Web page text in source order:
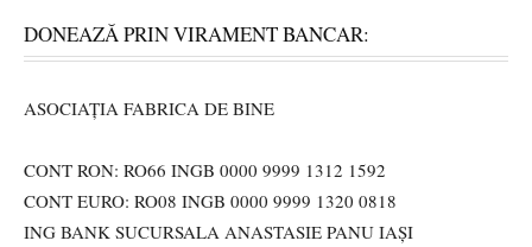
DONEAZĂ PRIN VIRAMENT BANCAR:
ASOCIAȚIA FABRICA DE BINE
CONT RON: RO66 INGB 0000 9999 1312 1592
CONT EURO: RO08 INGB 0000 9999 1320 0818
ING BANK SUCURSALA ANASTASIE PANU IAȘI